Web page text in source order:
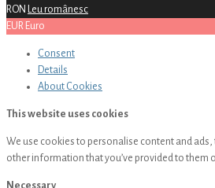
RON Leu românesc
EUR Euro
Consent
Details
About Cookies
This website uses cookies
We use cookies to personalise content and
other information that you’ve provided to them
Necessary